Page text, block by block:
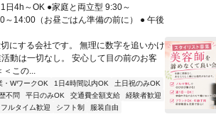
日4h～OK ●家庭と両立型 9:30～
14:00（お昼ごはん準備の前に） ● 午後
にする会社です。 無理に数字を追いかけ
動は一切なし。 安心して目の前のお客
＜この...
・WワークOK 1日4時間以内OK
土日祝のみOK
不問 平日のみOK 交通費全額支給
経験者歓迎
フルタイム歓迎 シフト制 服装自由